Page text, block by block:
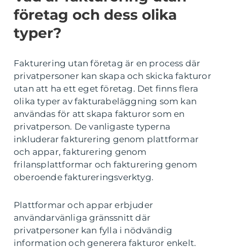
företag och dess olika
typer?
Fakturering utan företag är en process där
privatpersoner kan skapa och skicka fakturor
utan att ha ett eget företag. Det finns flera
olika typer av fakturabeläggning som kan
användas för att skapa fakturor som en
privatperson. De vanligaste typerna
inkluderar fakturering genom plattformar
och appar, fakturering genom
frilansplattformar och fakturering genom
oberoende faktureringsverktyg.
Plattformar och appar erbjuder
användarvänliga gränssnitt där
privatpersoner kan fylla i nödvändig
information och generera fakturor enkelt.